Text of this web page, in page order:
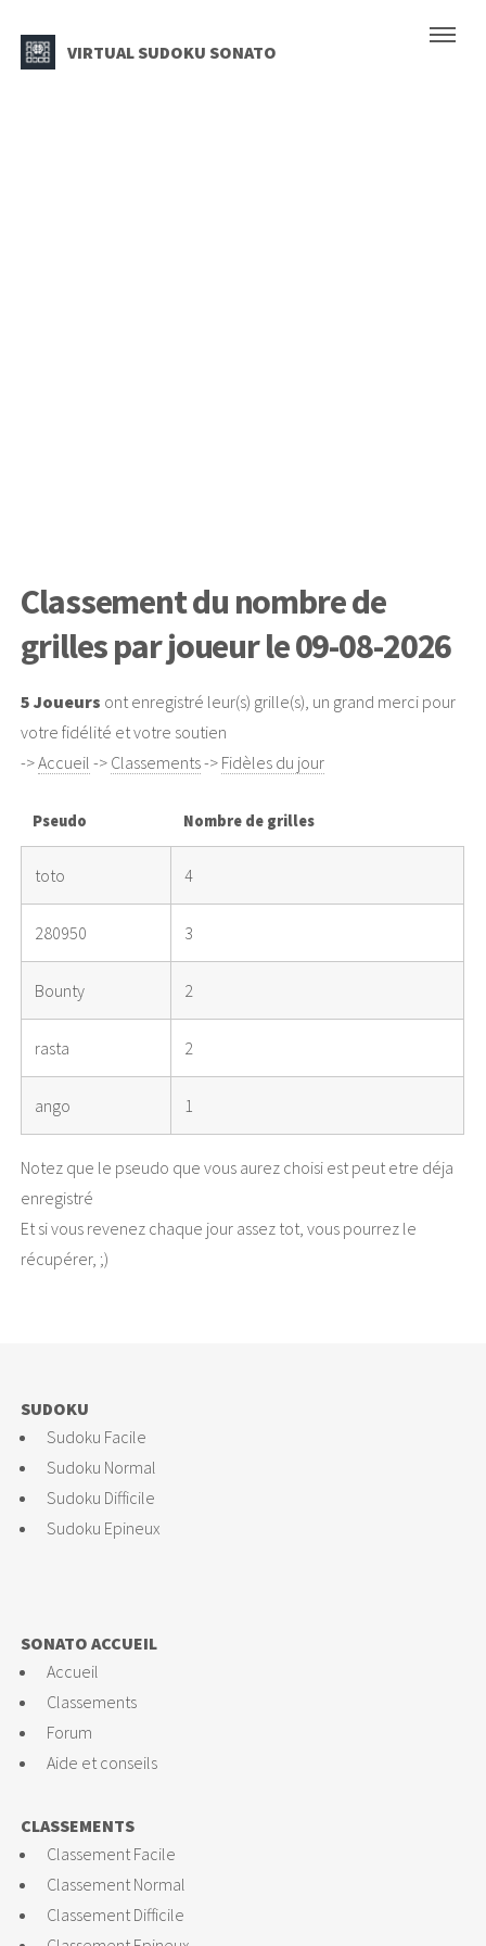
VIRTUAL SUDOKU SONATO
Classement du nombre de
grilles par joueur le 09-08-2026
5 Joueurs ont enregistré leur(s) grille(s), un grand merci pour
votre fidélité et votre soutien
->Accueil -> Classements-> Fidèles du jour
Pseudo Nombre de grilles
toto 4
280950 3
Bounty 2
rasta 2
ango 1
Notez que le pseudo que vous aurez choisi est peut etre déja
enregistré
Et si vous revenez chaque jour assez tot, vous pourrez le
récupérer, ;)
SONATO ACCUEIL
Accueil
Classements
Forum
Aide et conseils
SUDOKU
Sudoku Facile
Sudoku Normal
Sudoku Difficile
Sudoku Epineux
CLASSEMENTS
Classement Facile
Classement Normal
Classement Difficile